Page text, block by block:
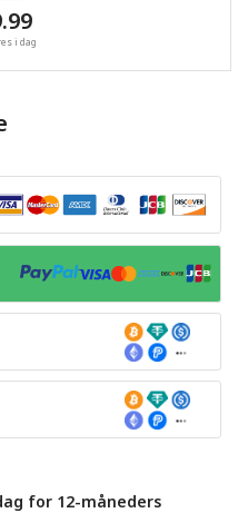
i dag
for 12-måneders